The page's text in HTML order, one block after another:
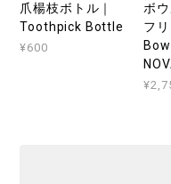
爪楊枝ボトル｜
Toothpick Bottle
¥600
ボ
フ